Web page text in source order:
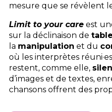
mesure que se révèlent
Limit to your careest
sur la déclinaison de
la manipulation et du
où les interprètes
restent, comme elle,
d’images et de textes,
chansons offrent des